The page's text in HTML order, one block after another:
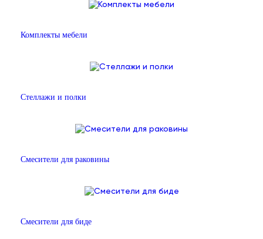
Комплекты мебели
Стеллажи и полки
Смесители для раковины
Смесители для биде